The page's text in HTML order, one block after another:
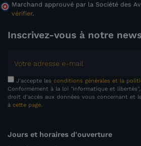
Marchand approuvé par la Société des
vérifier.
Inscrivez-vous à notre
J'accepte les conditions générales et la
Conformément à la loi "informatique et
droit d'accès aux données vous concernant et
à cette page.
Jours et horaires d'ouverture